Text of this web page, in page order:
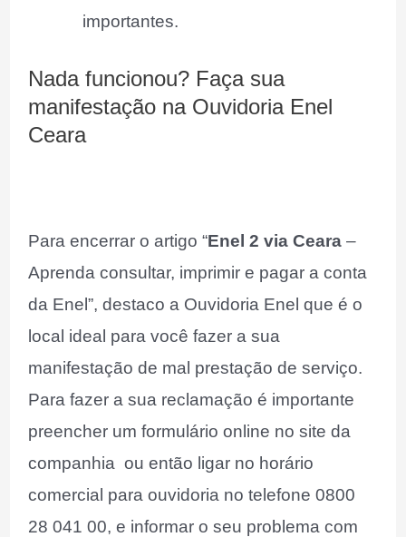
importantes.
Nada funcionou? Faça sua
manifestação na Ouvidoria Enel
Ceara
Para encerrar o artigo “Enel 2 via Ceara–
Aprenda consultar, imprimir e pagar a conta
da Enel”, destaco a Ouvidoria Enel que é o
local ideal para você fazer a sua
manifestação de mal prestação de serviço.
Para fazer a sua reclamação é importante
preencher um formulário online no site da
companhia ou então ligar no horário
comercial para ouvidoria no telefone 0800
28 041 00, e informar o seu problema com